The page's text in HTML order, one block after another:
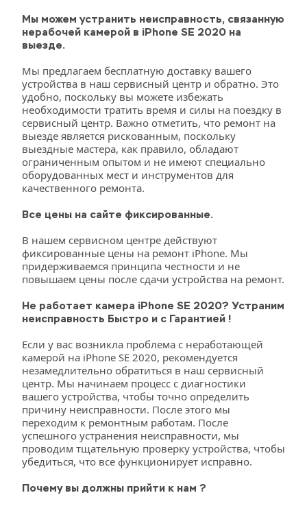
Мы можем устранить неисправность, связанную
нерабочей камерой в iPhone SE 2020 на
выезде.
Мы предлагаем бесплатную доставку вашего
устройства в наш сервисный центр и обратно. Это
удобно, поскольку вы можете избежать
необходимости тратить время и силы на поездку в
сервисный центр. Важно отметить, что ремонт на
выезде является рискованным, поскольку
выездные мастера, как правило, обладают
ограниченным опытом и не имеют специально
оборудованных мест и инструментов для
качественного ремонта.
Все цены на сайте фиксированные.
В нашем сервисном центре действуют
фиксированные цены на ремонт iPhone. Мы
придерживаемся принципа честности и не
повышаем цены после сдачи устройства на ремонт.
Не работает камера iPhone SE 2020? Устраним
неисправность Быстро и с Гарантией !
Если у вас возникла проблема с неработающей
камерой на iPhone SE 2020, рекомендуется
незамедлительно обратиться в наш сервисный
центр. Мы начинаем процесс с диагностики
вашего устройства, чтобы точно определить
причину неисправности. После этого мы
переходим к ремонтным работам. После
успешного устранения неисправности, мы
проводим тщательную проверку устройства, чтобы
убедиться, что все функционирует исправно.
Почему вы должны прийти к нам ?